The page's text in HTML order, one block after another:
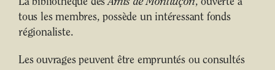
La bibliothèque desAmis de Montluçon, ouverte à
tous les membres, possède un intéressant fonds
régionaliste.
Les ouvrages peuvent être empruntés ou consultés